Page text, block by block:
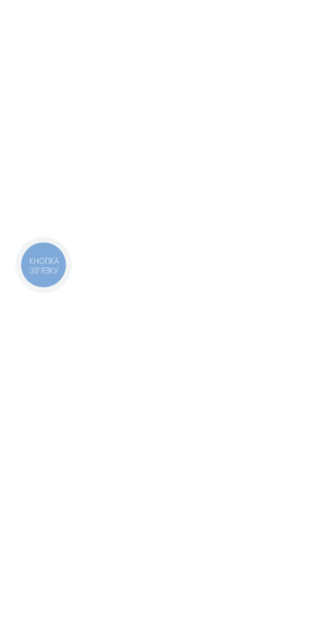
КНОПКА
ЗВ'ЯЗКУ